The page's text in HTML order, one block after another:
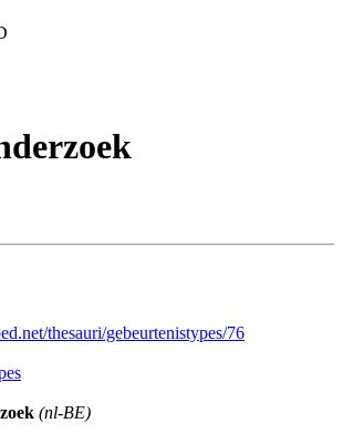
thesauri/gebeurtenistypes/76
(nl-BE)